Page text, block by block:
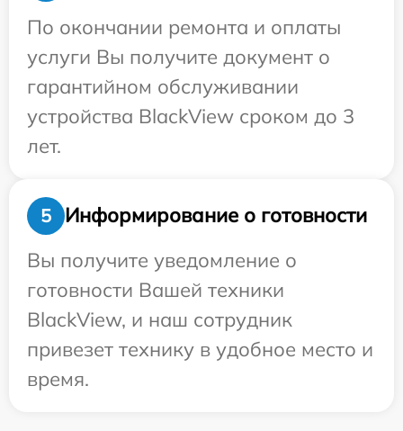
По окончании ремонта и оплаты
услуги Вы получите документ о
гарантийном обслуживании
устройства BlackView сроком до 3
лет.
5
Информирование о готовности
Вы получите уведомление о
готовности Вашей техники
BlackView, и наш сотрудник
привезет технику в удобное место и
время.